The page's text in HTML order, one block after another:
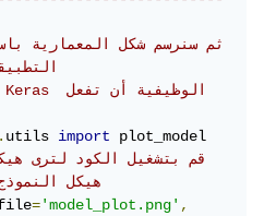
.utils import
# قم بتشغيل الكود لترى
# هيكل
='model_plot.png',